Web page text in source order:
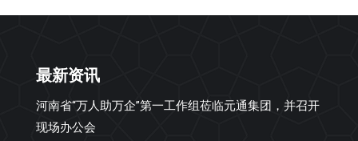
最新资讯
河南省“万人助万企”第一工作组莅临元通集团，并召开
现场办公会